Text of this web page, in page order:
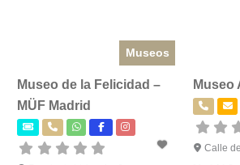
Museos
Museo de la Felicidad –
MÜF Madrid
Museo
Calle